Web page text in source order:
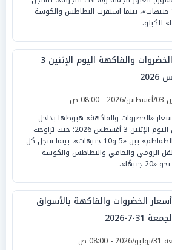
الطماطم من «6.5 إلى 10 جنيهات»، بينما استقرت البطاطس والكوسة
أسعار الخضروات والفاكهة اليوم الإثنين 3
ص
«الخضروات والفاكهة» هبوطها بداخل
الأسواق اليوم الإثنين 3 أغسطس 2026؛ حيث تراوحت
أسعار «الطماطم» بين «5 و10 جنيهات»، بينما سجل كل
الرومي والحامي والبطاطس والكوسة
جنيهًا».
الخضروات والفاكهة بالأسواق
31-7-2026
08:00 ص